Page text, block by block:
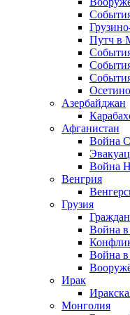
Путч в
Азербайджан
Афганистан
Война
Война
Венгрия
Грузия
Война в
Война
Ирак
Монголия